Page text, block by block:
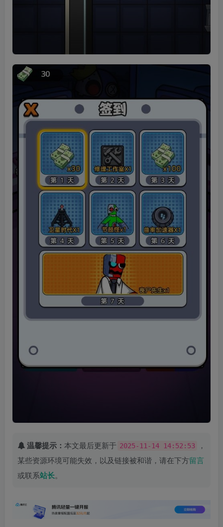
温馨提示： 本文最后更新于 2025-11-14 14:52:53
，
某些资源环境可能失效，以及链接被和谐，请在下方留言
或联系站长。